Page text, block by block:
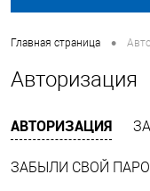
Главная страница •
Авторизация
АВТОРИЗАЦИЯ
ЗАБЫЛИ СВОЙ